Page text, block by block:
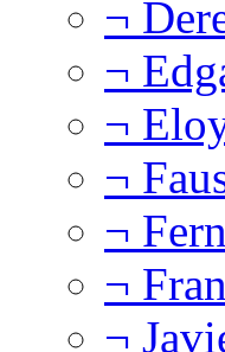
¬
¬
¬
¬
¬
¬
¬